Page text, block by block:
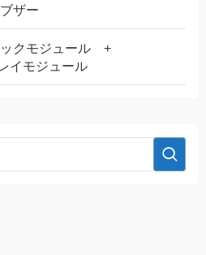
ザー
ックモジュール +
イモジュール